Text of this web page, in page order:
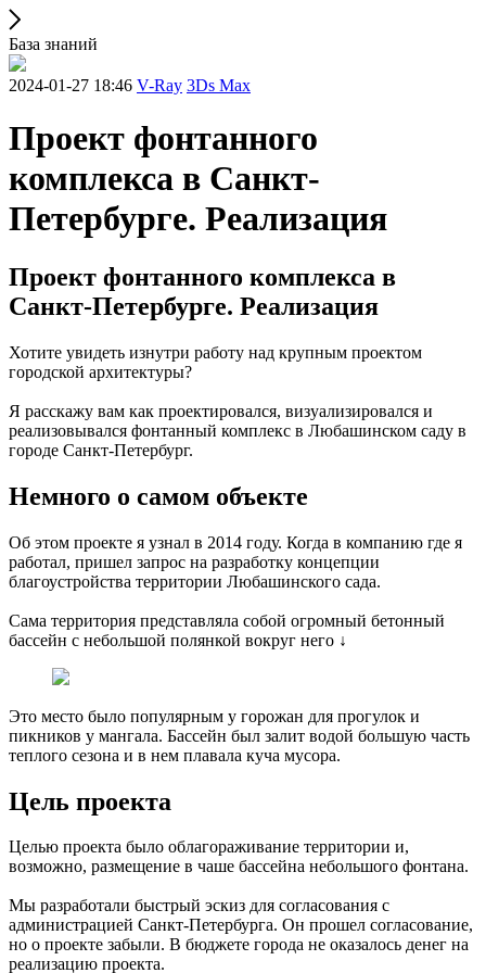
База знаний
2024-01-27 18:46 V-Ray 3Ds Max
Проект фонтанного
комплекса в Санкт-
Петербурге. Реализация
Проект фонтанного комплекса в
Санкт-Петербурге. Реализация
Хотите увидеть изнутри работу над крупным проектом
городской архитектуры?
Я расскажу вам как проектировался, визуализировался и
реализовывался фонтанный комплекс в Любашинском саду в
городе Санкт-Петербург.
Немного о самом объекте
Об этом проекте я узнал в 2014 году. Когда в компанию где я
работал, пришел запрос на разработку концепции
благоустройства территории Любашинского сада.
Сама территория представляла собой огромный бетонный
бассейн с небольшой полянкой вокруг него ↓
Это место было популярным у горожан для прогулок и
пикников у мангала. Бассейн был залит водой большую часть
теплого сезона и в нем плавала куча мусора.
Цель проекта
Целью проекта было облагораживание территории и,
возможно, размещение в чаше бассейна небольшого фонтана.
Мы разработали быстрый эскиз для согласования с
администрацией Санкт-Петербурга. Он прошел согласование,
но о проекте забыли. В бюджете города не оказалось денег на
реализацию проекта.